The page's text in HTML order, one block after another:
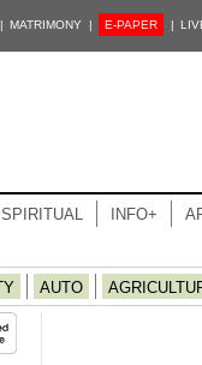
| MATRIMONY | E-PAPER |
SPIRITUAL INFO+
AUTO